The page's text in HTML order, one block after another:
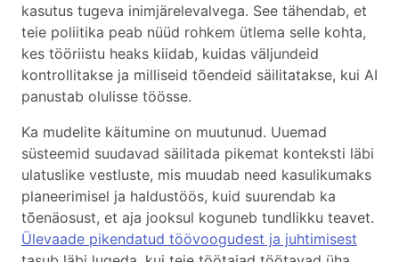
kasutus tugeva inimjärelevalvega. See tähendab, et
teie poliitika peab nüüd rohkem ütlema selle kohta,
kes tööriistu heaks kiidab, kuidas väljundeid
kontrollitakse ja milliseid tõendeid säilitatakse, kui AI
panustab olulisse töösse.
Ka mudelite käitumine on muutunud. Uuemad
süsteemid suudavad säilitada pikemat konteksti läbi
ulatuslike vestluste, mis muudab need kasulikumaks
planeerimisel ja haldustöös, kuid suurendab ka
tõenäosust, et aja jooksul koguneb tundlikku teavet.
Ülevaade pikendatud töövoogudest ja juhtimisest